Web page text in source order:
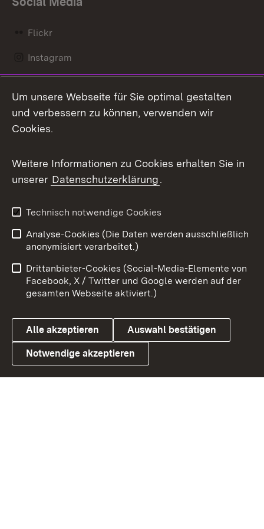
Flickr
Instagram
Mastodon
Messenger
Social Wall
X / Twitter
Youtube
Link zum Landesportal
Benutzungshinweise
Barrierefreiheit
Datenschutz
Cookies
Um unsere Webseite für Sie optimal gestalten
und verbessern zu können, verwenden wir
Cookies.
Weitere Informationen zu Cookies erhalten Sie in
unserer Datenschutzerklärung.
Technisch notwendige Cookies
Analyse-Cookies (Die Daten werden ausschließlich
anonymisiert verarbeitet.)
Drittanbieter-Cookies (Social-Media-Elemente von
Facebook, X / Twitter und Google werden auf der
gesamten Webseite aktiviert.)
Alle akzeptieren Auswahl bestätigen
Notwendige akzeptieren